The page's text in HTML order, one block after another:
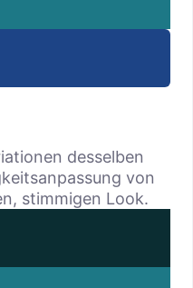
desselben
von
stimmigen Look.